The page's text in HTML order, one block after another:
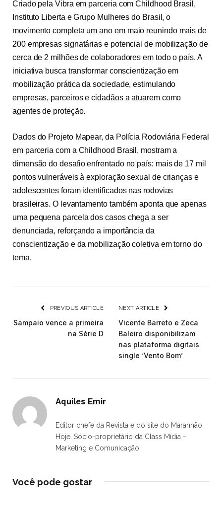
Criado pela Vibra em parceria com Childhood Brasil,
Instituto Liberta e Grupo Mulheres do Brasil, o
movimento completa um ano em maio reunindo mais de
200 empresas signatárias e potencial de mobilização de
cerca de 2 milhões de colaboradores em todo o país. A
iniciativa busca transformar conscientização em
mobilização prática da sociedade, estimulando
empresas, parceiros e cidadãos a atuarem como
agentes de proteção.
Dados do Projeto Mapear, da Polícia Rodoviária Federal
em parceria com a Childhood Brasil, mostram a
dimensão do desafio enfrentado no país: mais de 17 mil
pontos vulneráveis à exploração sexual de crianças e
adolescentes foram identificados nas rodovias
brasileiras. O levantamento também aponta que apenas
uma pequena parcela dos casos chega a ser
denunciada, reforçando a importância da
conscientização e da mobilização coletiva em torno do
tema.
PREVIOUS ARTICLE
Sampaio vence a primeira
na Série D
NEXT ARTICLE
Vicente Barreto e Zeca
Baleiro disponibilizam
nas plataforma digitais
single ‘Vento Bom’
Aquiles Emir
Editor chefe da Revista e do site do Maranhão
Hoje. Sócio-proprietário da Class Mídia –
Marketing e Comunicação
Você pode gostar